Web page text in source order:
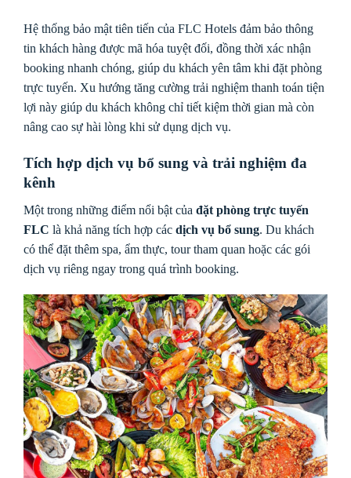
Hệ thống bảo mật tiên tiến của FLC Hotels đảm bảo thông
tin khách hàng được mã hóa tuyệt đối, đồng thời xác nhận
booking nhanh chóng, giúp du khách yên tâm khi đặt phòng
trực tuyến. Xu hướng tăng cường trải nghiệm thanh toán tiện
lợi này giúp du khách không chỉ tiết kiệm thời gian mà còn
nâng cao sự hài lòng khi sử dụng dịch vụ.
Tích hợp dịch vụ bổ sung và trải nghiệm đa
kênh
Một trong những điểm nổi bật của đặt phòng trực tuyến
FLC là khả năng tích hợp các dịch vụ bổ sung. Du khách
có thể đặt thêm spa, ẩm thực, tour tham quan hoặc các gói
dịch vụ riêng ngay trong quá trình booking.